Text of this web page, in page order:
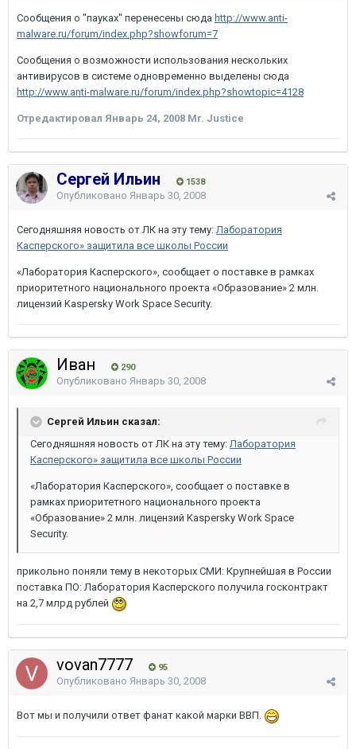
Сообщения о "пауках" перенесены сюда http://www.anti-
malware.ru/forum/index.php?showforum=7
Сообщения о возможности использования нескольких
антивирусов в системе одновременно выделены сюда
http://www.anti-malware.ru/forum/index.php?showtopic=4128
Отредактировал Январь 24, 2008 Mr. Justice
Сергей Ильин 1538
Опубликовано Январь 30, 2008
Сегодняшняя новость от ЛК на эту тему:Лаборатория
Касперского» защитила все школы России
«Лаборатория Касперского», сообщает о поставке в рамках
приоритетного национального проекта «Образование» 2 млн.
лицензий Kaspersky Work Space Security.
Иван 290
Опубликовано Январь 30, 2008
Сергей Ильин сказал:
Сегодняшняя новость от ЛК на эту тему:Лаборатория
Касперского» защитила все школы России
«Лаборатория Касперского», сообщает о поставке в
рамках приоритетного национального проекта
«Образование» 2 млн. лицензий Kaspersky Work Space
Security.
прикольно поняли тему в некоторых СМИ: Крупнейшая в России
поставка ПО: Лаборатория Касперского получила госконтракт
на 2,7 млрд рублей
vovan7777 95
Опубликовано Январь 30, 2008
Вот мы и получили ответ фанат какой марки ВВП.